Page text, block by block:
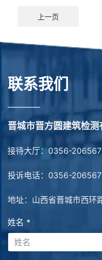
上一页
联系我们
————
晋城市晋方圆建筑检测
接待大厅：0356-
投诉电话：0356-
地址：山西省晋城市西环
姓名 *